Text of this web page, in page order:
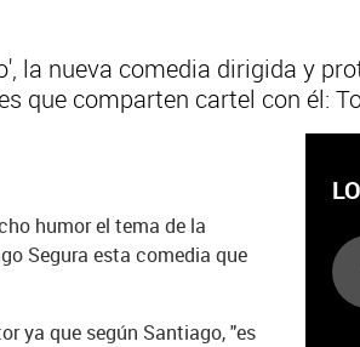
la nueva comedia dirigida y
que comparten cartel con él:
humor el tema de la
Segura esta comedia que
ya que según Santiago, "es